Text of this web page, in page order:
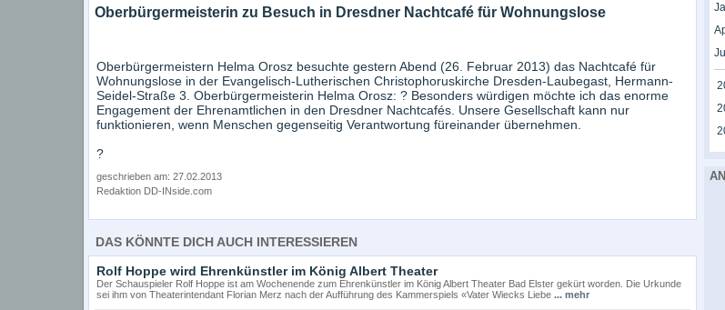
Oberbürgermeisterin zu Besuch in Dresdner Nachtcafé für Wohnungslose
Oberbürgermeistern Helma Orosz besuchte gestern Abend (26. Februar 2013) das Nachtcafé für
Wohnungslose in der Evangelisch-Lutherischen Christophoruskirche Dresden-Laubegast, Hermann-
Seidel-Straße 3. Oberbürgermeisterin Helma Orosz: ? Besonders würdigen möchte ich das enorme
Engagement der Ehrenamtlichen in den Dresdner Nachtcafés. Unsere Gesellschaft kann nur
funktionieren, wenn Menschen gegenseitig Verantwortung füreinander übernehmen.
?
geschrieben am: 27.02.2013
Redaktion DD-INside.com
DAS KÖNNTE DICH AUCH INTERESSIEREN
Rolf Hoppe wird Ehrenkünstler im König Albert Theater
Der Schauspieler Rolf Hoppe ist am Wochenende zum Ehrenkünstler im König Albert Theater Bad Elster gekürt worden. Die Urkunde
sei ihm von Theaterintendant Florian Merz nach der Aufführung des Kammerspiels «Vater Wiecks Liebe ... mehr